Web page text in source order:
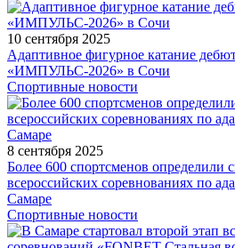
10 сентября 2025
Адаптивное фигурное катание
«ИМПУЛЬС-2026» в Сочи
Спортивные новости
8 сентября 2025
Более 600 спортсменов определили
всероссийских соревнованиях по
Самаре
Спортивные новости